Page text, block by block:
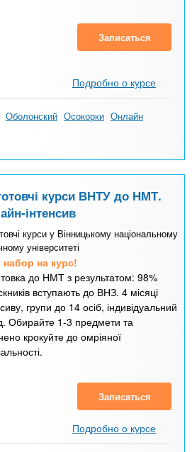
Записаться
Подробно о курсе
Оболонский Осокорки Онлайн
курси ВНТУ до НМТ.
інтенсив
курси у Вінницькому національному
університеті
набор на курс!
до НМТ з результатом: 98%
вступають до ВНЗ. 4 місяці
групи до 14 осіб, індивідуальний
Обирайте 1-3 предмети та
крокуйте до омріяної
Записаться
Подробно о курсе